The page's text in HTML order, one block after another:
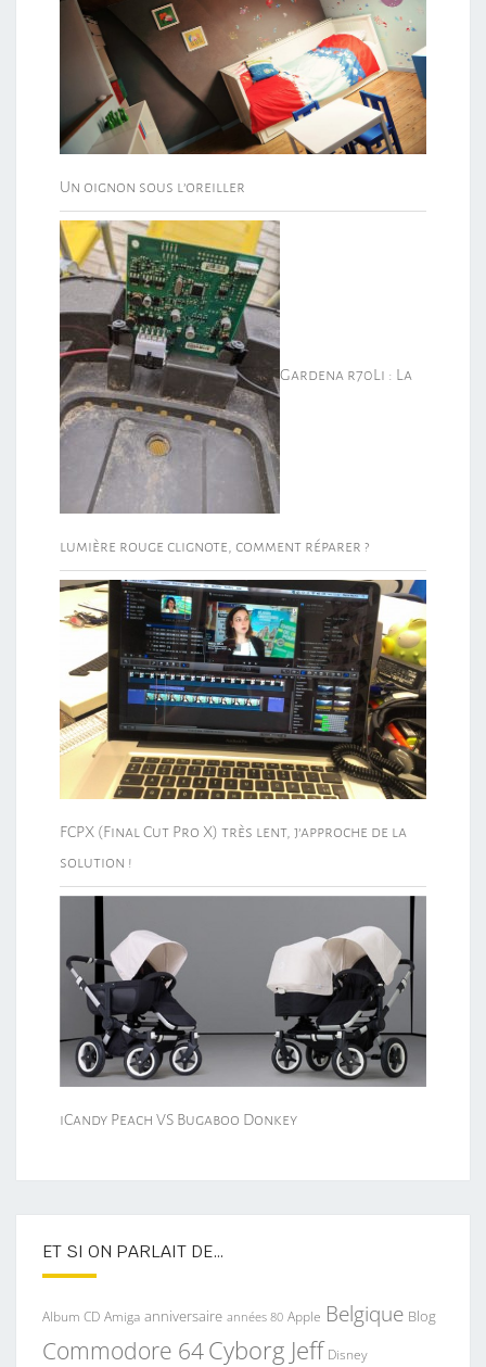
Un oignon sous l’oreiller
Gardena r70Li : La
lumière rouge clignote, comment réparer ?
FCPX (Final Cut Pro X) très lent, j’approche de la
solution !
iCandy Peach VS Bugaboo Donkey
ET SI ON PARLAIT DE…
Album CD Amiga anniversaire années 80 Apple Belgique Blog
Commodore 64Cyborg Jeff Disney